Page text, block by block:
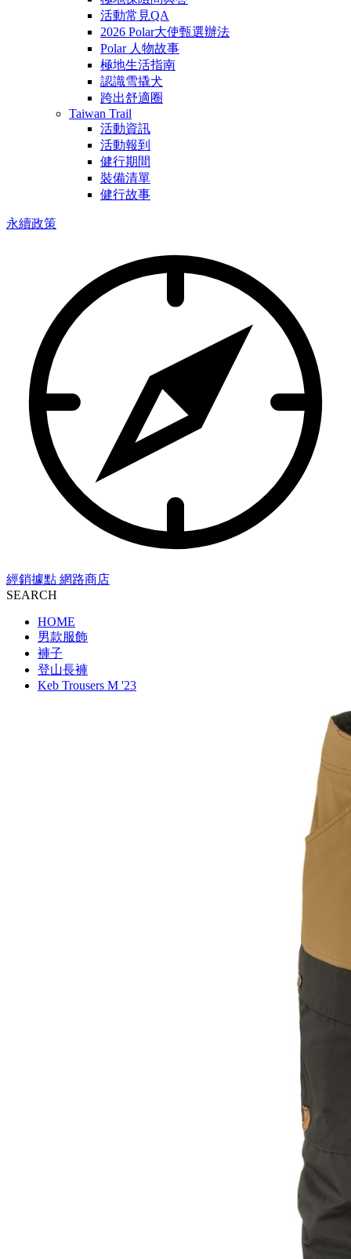
活動常見QA
2026 Polar大使甄選辦法
Polar 人物故事
極地生活指南
認識雪撬犬
跨出舒適圈
Taiwan Trail
活動資訊
活動報到
健行期間
裝備清單
健行故事
永續政策
經銷據點 網路商店
SEARCH
HOME
男款服飾
褲子
登山長褲
Keb Trousers M '23